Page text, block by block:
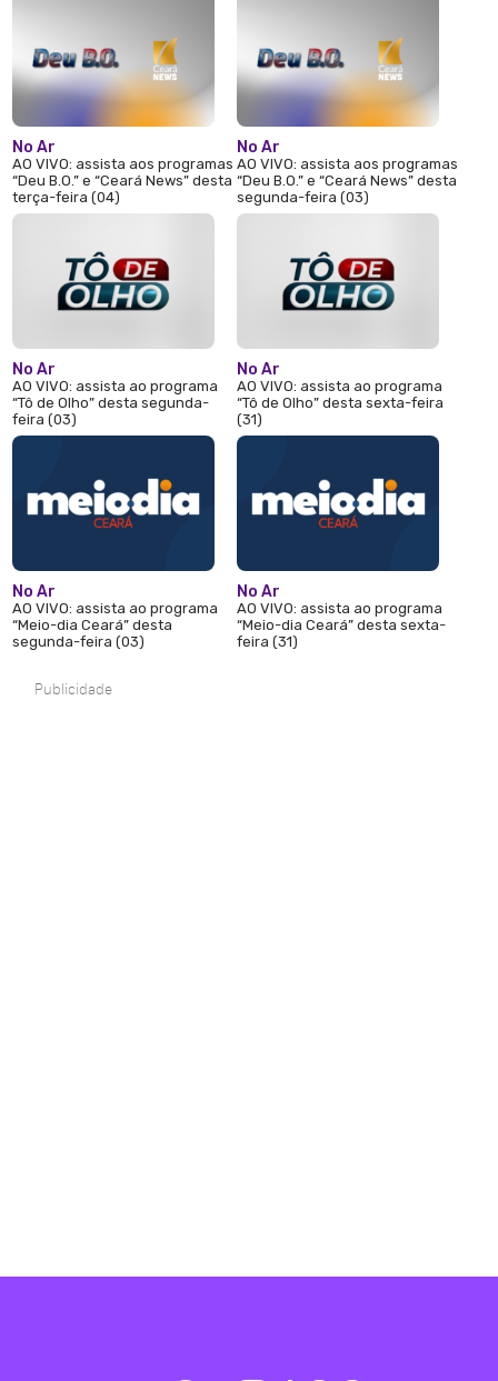
No Ar
AO VIVO: assista aos programas
“Deu B.O.” e “Ceará News” desta
terça-feira (04)
No Ar
AO VIVO: assista ao programa
“Tô de Olho” desta segunda-
feira (03)
No Ar
AO VIVO: assista ao programa
“Meio-dia Ceará” desta
segunda-feira (03)
No Ar
AO VIVO: assista aos programas
“Deu B.O.” e “Ceará News” desta
segunda-feira (03)
No Ar
AO VIVO: assista ao programa
“Tô de Olho” desta sexta-feira
(31)
No Ar
AO VIVO: assista ao programa
“Meio-dia Ceará” desta sexta-
feira (31)
Publicidade